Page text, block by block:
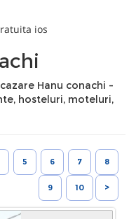
Hanu conachi -
hosteluri, moteluri,
5 6 7 8
9 10 >